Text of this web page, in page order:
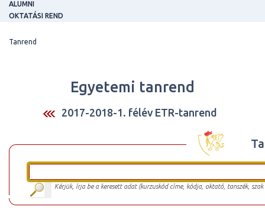
ALUMNI
OKTATÁSI REND
Tanrend
Egyetemi tanrend
2017-2018-1. félév ETR-tanrend
Kérjük, írja be a keresett adat (kurzuskód címe, kódja, oktató, tanszék,